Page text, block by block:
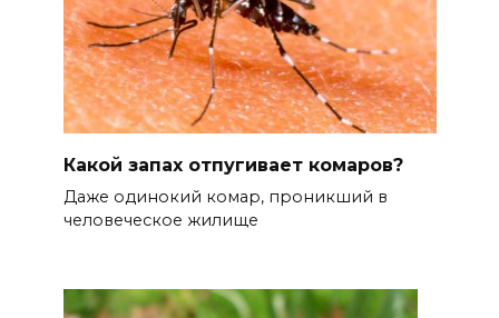
Какой запах отпугивает комаров?
Даже одинокий комар, проникший в
человеческое жилище